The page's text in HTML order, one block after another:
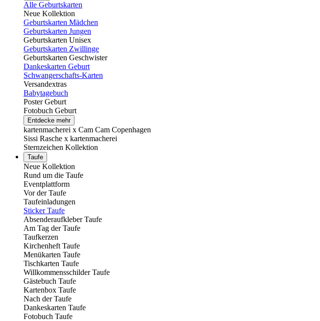
Alle Geburtskarten
Neue Kollektion
Geburtskarten Mädchen
Geburtskarten Jungen
Geburtskarten Unisex
Geburtskarten Zwillinge
Geburtskarten Geschwister
Dankeskarten Geburt
Schwangerschafts-Karten
Versandextras
Babytagebuch
Poster Geburt
Fotobuch Geburt
Entdecke mehr
kartenmacherei x Cam Cam Copenhagen
Sissi Rasche x kartenmacherei
Sternzeichen Kollektion
Taufe
Neue Kollektion
Rund um die Taufe
Eventplattform
Vor der Taufe
Taufeinladungen
Sticker Taufe
Absenderaufkleber Taufe
Am Tag der Taufe
Taufkerzen
Kirchenheft Taufe
Menükarten Taufe
Tischkarten Taufe
Willkommensschilder Taufe
Gästebuch Taufe
Kartenbox Taufe
Nach der Taufe
Dankeskarten Taufe
Fotobuch Taufe